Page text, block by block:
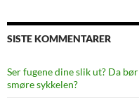
SISTE KOMMENTARER
Ser fugene dine slik ut? Da
smøre sykkelen?